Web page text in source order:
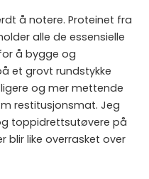
å notere. Proteinet fra
alle de essensielle
å bygge og
et grovt rundstykke
og mer mettende
restitusjonsmat. Jeg
toppidrettsutøvere på
blir like overrasket over